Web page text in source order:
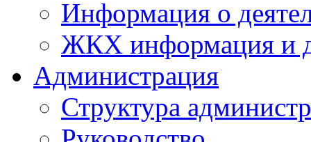
Информация о
ЖКХ информация и
Администрация
Структура